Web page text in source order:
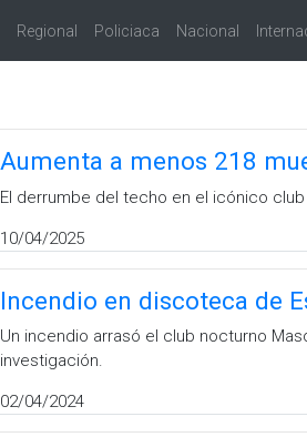
Regional Policiaca Nacional
Aumenta a menos 218
El derrumbe del techo en el icónico
10/04/2025
Incendio en discoteca de
Un incendio arrasó el club nocturno
investigación.
02/04/2024